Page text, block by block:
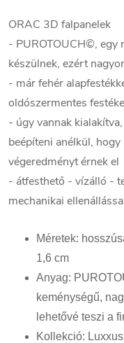
ORAC 3D falpanelek
- PUROTOUCH©, egy
készülnek, ezért
- már fehér
oldószermentes
- úgy vannak
beépíteni anélkül,
végeredményt érnek el
- átfesthető - vízálló -
mechanikai
Méretek:
1,6 cm
Anyag:
keménységű,
lehetővé teszi a
Kollekció: Luxxus